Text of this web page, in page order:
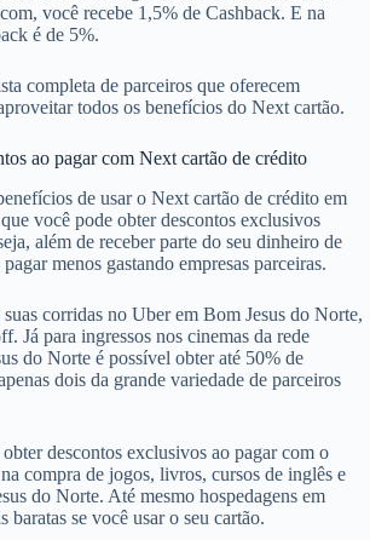
você recebe 1,5% de Cashback. E na
é de 5%.
completa de parceiros que oferecem
todos os benefícios do Next cartão.
ao pagar com Next cartão de crédito
de usar o Next cartão de crédito em
você pode obter descontos exclusivos
além de receber parte do seu dinheiro de
menos gastando empresas parceiras.
corridas no Uber em Bom Jesus do Norte,
Já para ingressos nos cinemas da rede
do Norte é possível obter até 50% de
dois da grande variedade de parceiros
descontos exclusivos ao pagar com o
compra de jogos, livros, cursos de inglês e
do Norte. Até mesmo hospedagens em
baratas se você usar o seu cartão.